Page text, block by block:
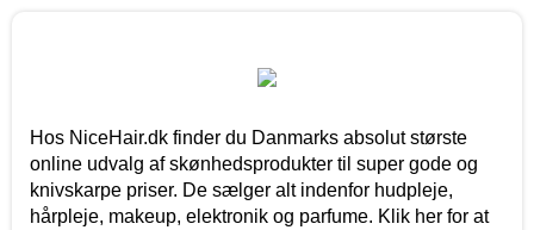
Hos NiceHair.dk finder du Danmarks absolut største
online udvalg af skønhedsprodukter til super gode og
knivskarpe priser. De sælger alt indenfor hudpleje,
hårpleje, makeup, elektronik og parfume. Klik her for at